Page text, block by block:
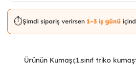
⏱️Şimdi sipariş verirsen 1–3 iş günü
Ürünün Kumaşı;1.sınıf triko